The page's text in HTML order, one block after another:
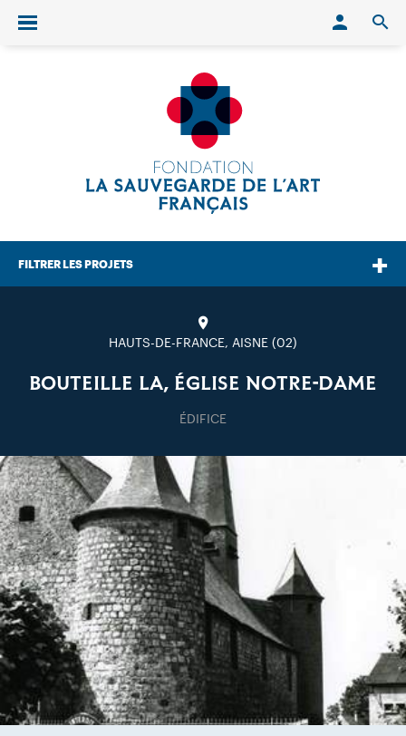
Ouvrir/fermer le menu
FILTRER LES PROJETS
HAUTS-DE-FRANCE, AISNE (02)
BOUTEILLE LA, ÉGLISE NOTRE-DAME
ÉDIFICE